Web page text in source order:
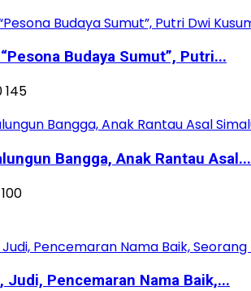
Budaya Sumut”, Putri...
145
Bangga, Anak Rantau Asal...
100
Judi, Pencemaran Nama Baik,...